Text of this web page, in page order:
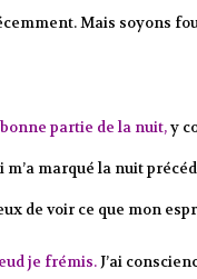
Mais soyons
partie de la nuit,y
m’a marqué la nuit
de voir ce que mon
je frémis.J’ai